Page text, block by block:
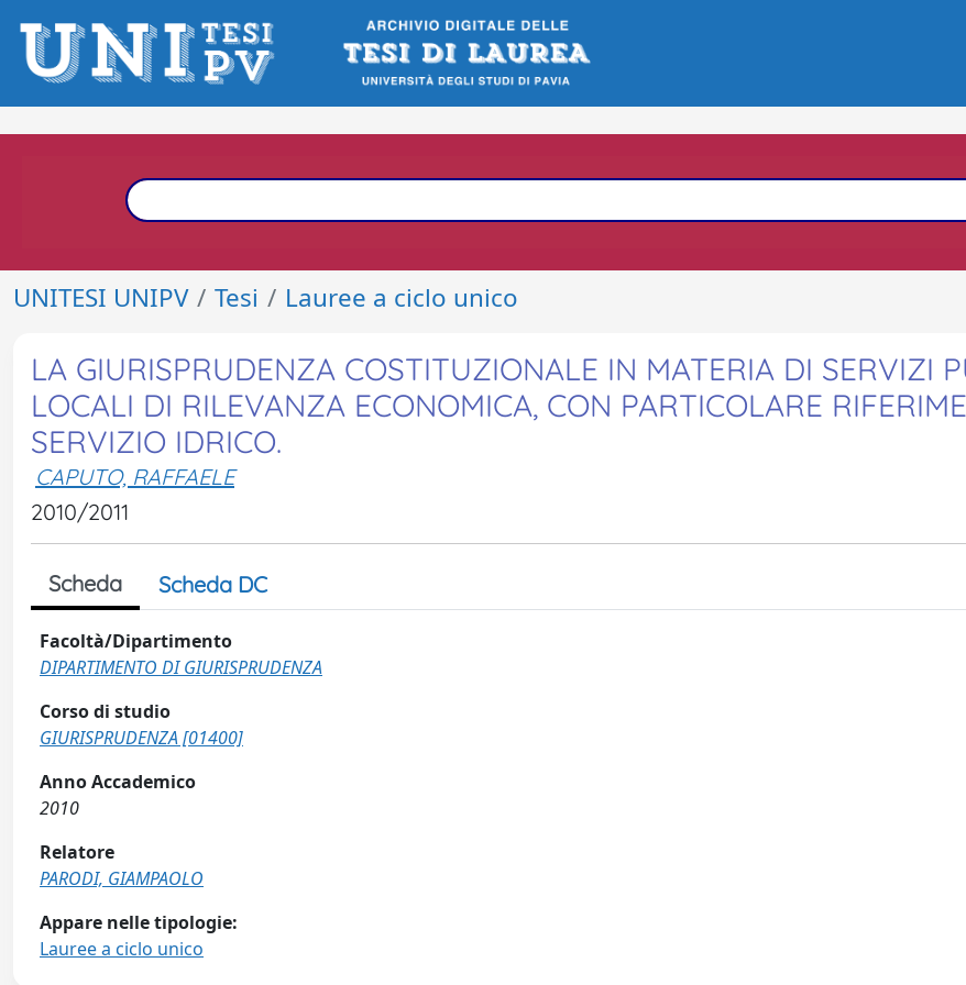
UNITESI UNIPV Tesi Lauree a ciclo unico
LA GIURISPRUDENZA COSTITUZIONALE IN MATERIA DI SERVIZI
LOCALI DI RILEVANZA ECONOMICA, CON PARTICOLARE
SERVIZIO IDRICO.
CAPUTO, RAFFAELE
2010/2011
Scheda Scheda DC
Facoltà/Dipartimento
DIPARTIMENTO DI GIURISPRUDENZA
Corso di studio
GIURISPRUDENZA [01400]
Anno Accademico
2010
Relatore
PARODI, GIAMPAOLO
Appare nelle tipologie:
Lauree a ciclo unico